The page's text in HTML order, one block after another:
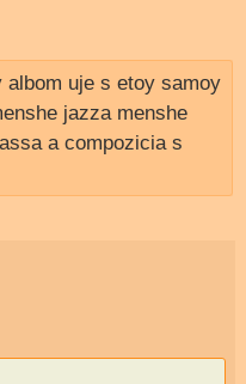
albom uje s etoy samoy
jazza menshe
a compozicia s